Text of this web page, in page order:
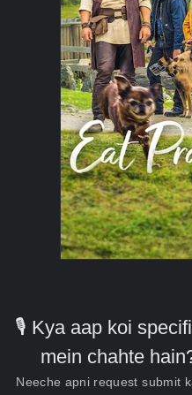
🎙️ Kya aap koi
mein chahte
Neeche apni request submit